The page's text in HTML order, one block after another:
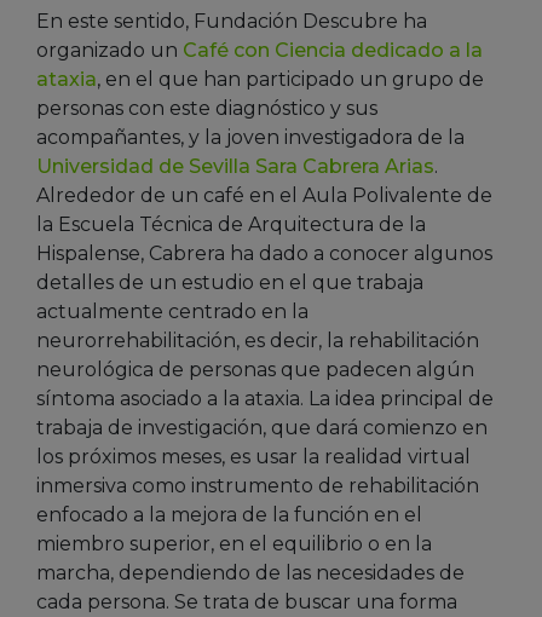
En este sentido, Fundación Descubre ha
organizado un Café con Ciencia dedicado a la
ataxia, en el que han participado un grupo de
personas con este diagnóstico y sus
acompañantes, y la joven investigadora de la
Universidad de Sevilla Sara Cabrera Arias.
Alrededor de un café en el Aula Polivalente de
la Escuela Técnica de Arquitectura de la
Hispalense, Cabrera ha dado a conocer algunos
detalles de un estudio en el que trabaja
actualmente centrado en la
neurorrehabilitación, es decir, la rehabilitación
neurológica de personas que padecen algún
síntoma asociado a la ataxia. La idea principal de
trabaja de investigación, que dará comienzo en
los próximos meses, es usar la realidad virtual
inmersiva como instrumento de rehabilitación
enfocado a la mejora de la función en el
miembro superior, en el equilibrio o en la
marcha, dependiendo de las necesidades de
cada persona. Se trata de buscar una forma